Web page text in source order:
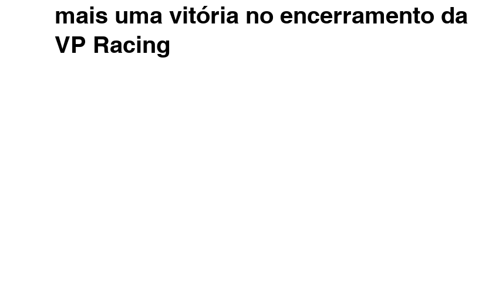
mais uma vitória no encerramento da
VP Racing